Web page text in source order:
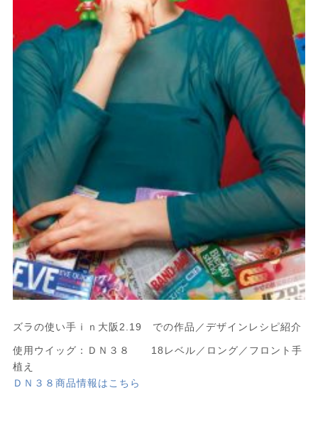
ズラの使い手ｉｎ大阪2.19 での作品／デザインレシピ紹介
使用ウイッグ：ＤＮ３８ 18レベル／ロング／フロント手
植え
ＤＮ３８商品情報はこちら